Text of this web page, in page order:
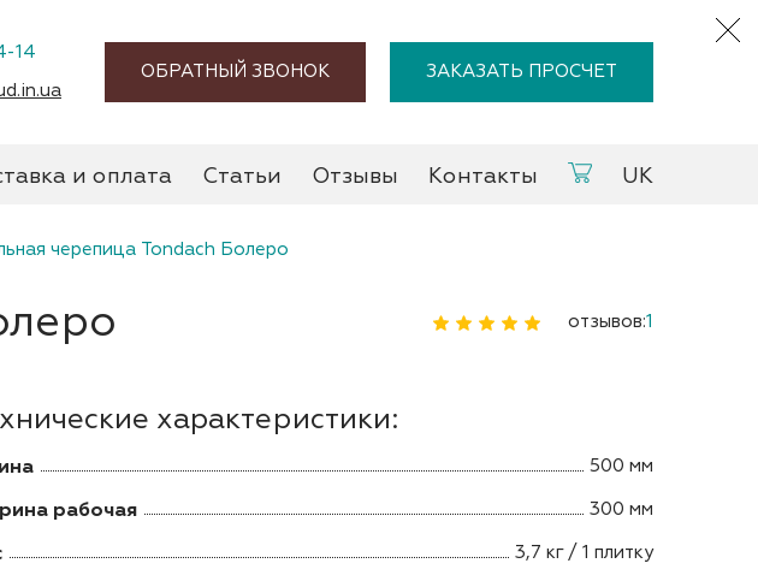
14
ОБРАТНЫЙ ЗВОНОК ЗАКАЗАТЬ ПРОСЧЕТ
и оплата Статьи Отзывы Контакты UK
черепица Tondach Болеро
отзывов:1
характеристики:
500 мм
рабочая 300 мм
3,7 кг / 1 плитку